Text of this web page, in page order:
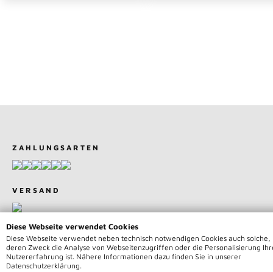
ZAHLUNGSARTEN
VERSAND
© 2026 Team75 Motorsport | Alle Rechte vorbehalten | *
Diese Webseite verwendet Cookies
Diese Webseite verwendet neben technisch notwendigen Cookies auch solche,
deren Zweck die Analyse von Webseitenzugriffen oder die Personalisierung
Nutzererfahrung ist. Nähere Informationen dazu finden Sie in unserer
Datenschutzerklärung.